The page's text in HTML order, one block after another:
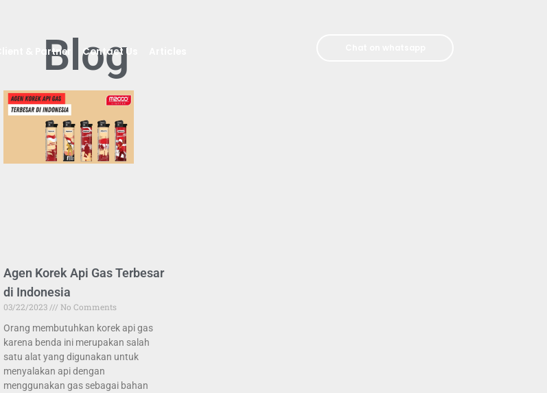
Client & Partner Contact Us
Blog
Agen Korek Api Gas Terbesar
di Indonesia
03/22/2023
No Comments
Orang membutuhkan korek api gas
karena benda ini merupakan salah
satu alat yang digunakan untuk
menyalakan api dengan
menggunakan gas sebagai bahan